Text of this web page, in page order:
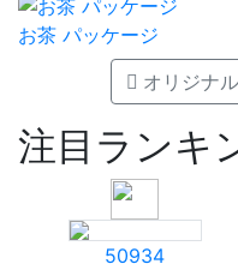
お茶 パッケージ
オリジナ
注目ランキ
50934